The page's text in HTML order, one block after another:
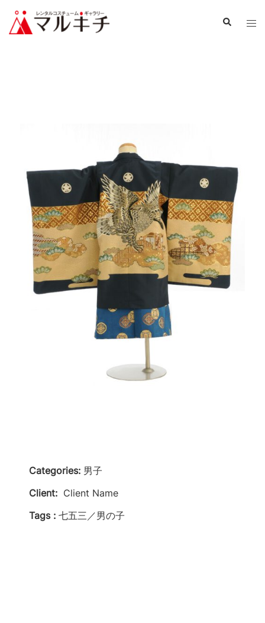
Categories: 男子
Client: Client Name
Tags : 七五三／男の子